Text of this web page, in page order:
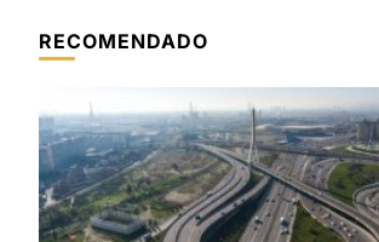
RECOMENDADO